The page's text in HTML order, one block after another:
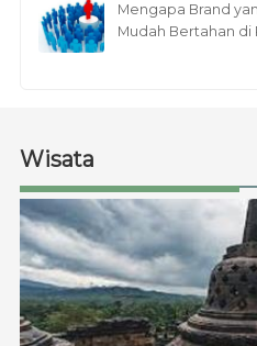
Mengapa Brand
Mudah Bertahan di
Wisata